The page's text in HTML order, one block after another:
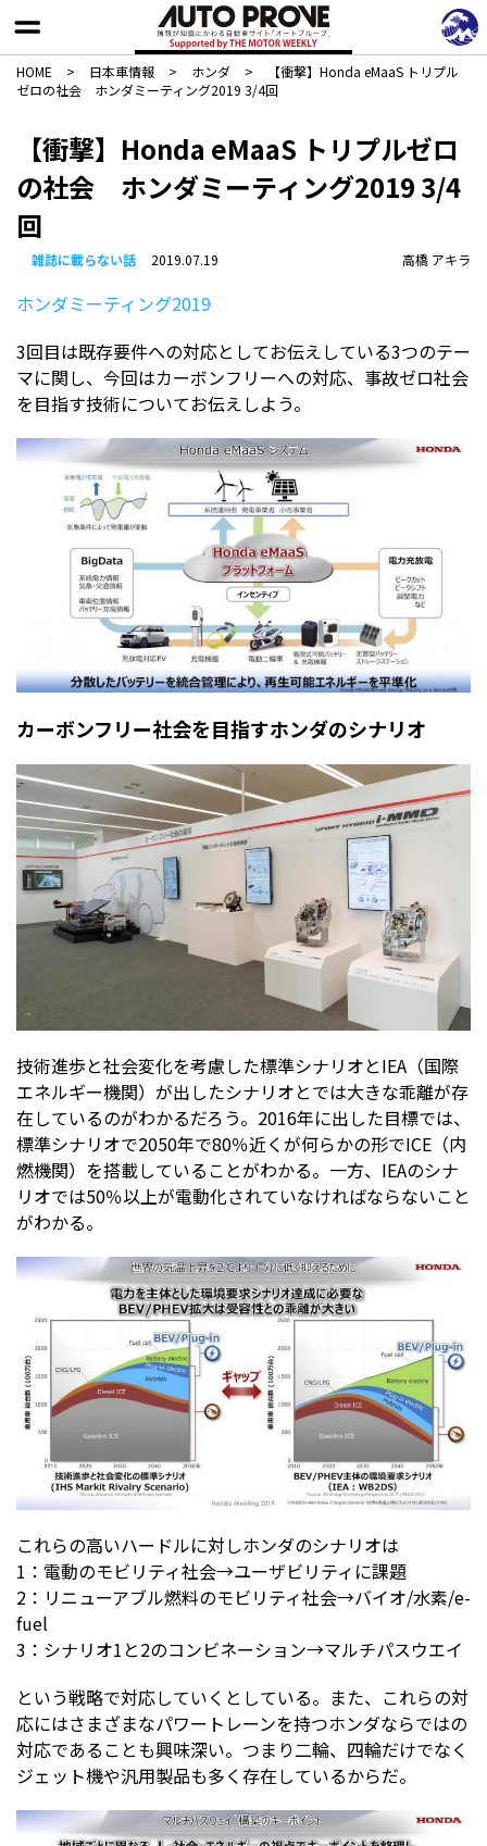
HOME > 日本車情報​ > ホンダ >
【衝撃】Honda eMaaS トリプル
ゼロの社会 ホンダミーティング2019 3/4回
【衝撃】Honda eMaaS トリプルゼロ
の社会 ホンダミーティング2019 3/4
回
雑誌に載らない話 2019.07.19 高橋 アキラ
ホンダミーティング2019
3回目は既存要件への対応としてお伝えしている3つのテー
マに関し、今回はカーボンフリーへの対応、事故ゼロ社会
を目指す技術についてお伝えしよう。
カーボンフリー社会を目指すホンダのシナリオ
技術進歩と社会変化を考慮した標準シナリオとIEA（国際
エネルギー機関）が出したシナリオとでは大きな乖離が存
在しているのがわかるだろう。2016年に出した目標では、
標準シナリオで2050年で80％近くが何らかの形でICE（内
燃機関）を搭載していることがわかる。一方、IEAのシナ
リオでは50％以上が電動化されていなければならないこと
がわかる。
これらの高いハードルに対しホンダのシナリオは
1：電動のモビリティ社会→ユーザビリティに課題
2：リニューアブル燃料のモビリティ社会→バイオ/水素/e-
fuel
3：シナリオ1と2のコンビネーション→マルチパスウエイ
という戦略で対応していくとしている。また、これらの対
応にはさまざまなパワートレーンを持つホンダならではの
対応であることも興味深い。つまり二輪、四輪だけでなく
ジェット機や汎用製品も多く存在しているからだ。